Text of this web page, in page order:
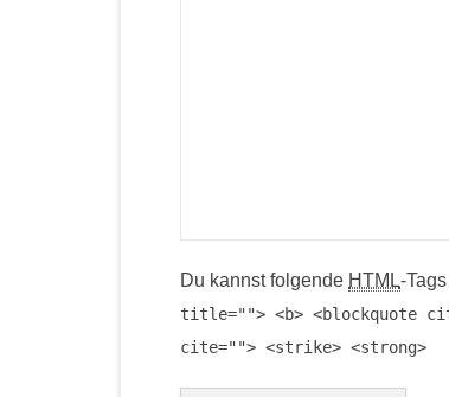
Du kannst folgende HTML-
title=""> <b> <blockquote
cite=""> <strike> <strong>